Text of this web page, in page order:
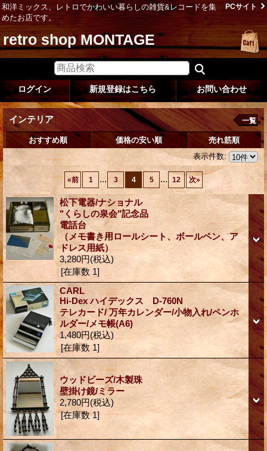
和洋ミックス、レトロでかわいい暮らしの雑貨&レコードを集
めたお店です。
PCサイト
retro shop MONTAGE
ログイン 新規登録はこちら お問い合わせ
インテリア 一覧
おすすめ順 価格の安い順
売れ筋順
表示件数:
«前 1 ... 3 4 5 ... 12 次»
松下電器/ナショナル
"くらしの泉会"記念品
電話台
（メモ書き用ロールシート、ボールペン、ア
ドレス用紙）
3,280円(税込)
[在庫数 1]
CARL
Hi-Dex ハイデックス D-760N
テレカード/ 万年カレンダー/小物入れ/ペンホ
ルダー/メモ帳(A6)
1,480円(税込)
[在庫数 1]
ウッドビーズ/木製珠
壁掛け鏡/ミラー
2,780円(税込)
[在庫数 1]